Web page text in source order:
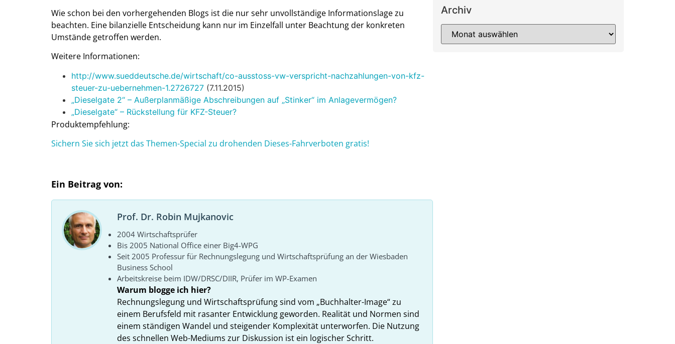
Wie schon bei den vorhergehenden Blogs ist die nur sehr unvollständige Informationslage zu
beachten. Eine bilanzielle Entscheidung kann nur im Einzelfall unter Beachtung der konkreten
Umstände getroffen werden.
Weitere Informationen:
http://www.sueddeutsche.de/wirtschaft/co-ausstoss-vw-verspricht-nachzahlungen-von-kfz-
steuer-zu-uebernehmen-1.2726727 (7.11.2015)
„Dieselgate 2“ – Außerplanmäßige Abschreibungen auf „Stinker“ im Anlagevermögen?
„Dieselgate“ – Rückstellung für KFZ-Steuer?
Produktempfehlung:
Sichern Sie sich jetzt das Themen-Special zu drohenden Dieses-Fahrverboten gratis!
Ein Beitrag von:
Prof. Dr. Robin Mujkanovic
2004 Wirtschaftsprüfer
Bis 2005 National Office einer Big4-WPG
Seit 2005 Professur für Rechnungslegung und Wirtschaftsprüfung an der Wiesbaden
Business School
Arbeitskreise beim IDW/DRSC/DIIR, Prüfer im WP-Examen
Warum blogge ich hier?
Rechnungslegung und Wirtschaftsprüfung sind vom „Buchhalter-Image“ zu
einem Berufsfeld mit rasanter Entwicklung geworden. Realität und Normen sind
einem ständigen Wandel und steigender Komplexität unterworfen. Die Nutzung
des schnellen Web-Mediums zur Diskussion ist ein logischer Schritt.
Archiv